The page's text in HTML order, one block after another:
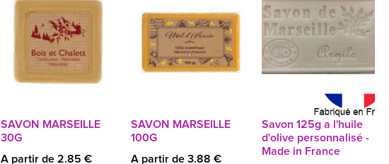
SAVON MARSEILLE
30G
A partir de 2.85 €
SAVON MARSEILLE
100G
A partir de 3.88 €
Savon 125g a l'huile
d'olive personnalisé -
Made in France